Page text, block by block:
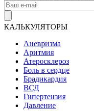
КАЛЬКУЛЯТОРЫ
Аневризма
Аритмия
Атеросклероз
Боль в сердце
Брадикардия
ВСД
Гипертензия
Давление